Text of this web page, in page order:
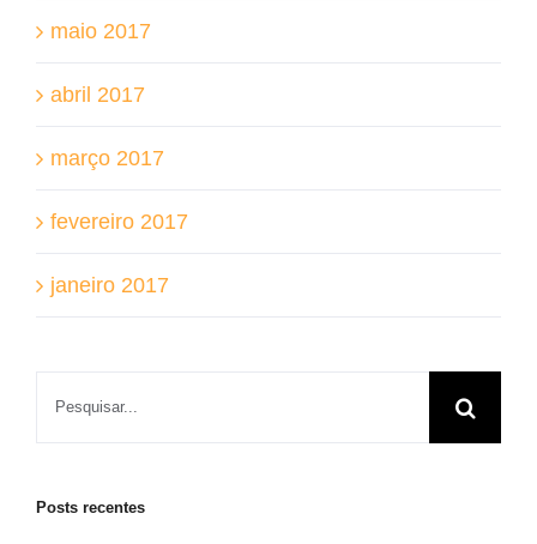
maio 2017
abril 2017
março 2017
fevereiro 2017
janeiro 2017
Posts recentes